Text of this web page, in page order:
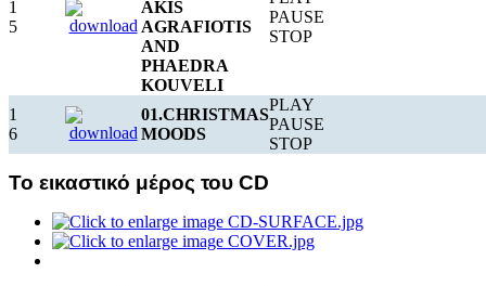
1
5
AKIS
AGRAFIOTIS
AND
PHAEDRA
KOUVELI
PAUSE
STOP
1
6
01.CHRISTMAS
MOODS
PLAY
PAUSE
STOP
e
Το εικαστικό μέρος του CD